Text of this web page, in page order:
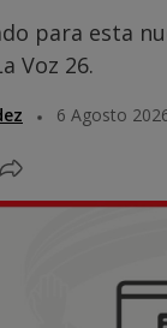
para esta
Voz 26.
6 Agosto